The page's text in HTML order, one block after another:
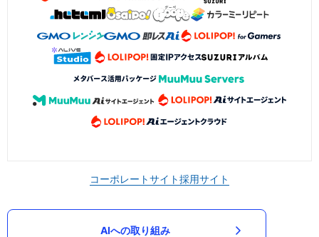
コーポレートサイト採用サイト
AIへの取り組み